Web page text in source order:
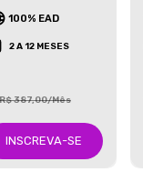
100% EAD
2 A 12 MESES
387,00/Mês
INSCREVA-SE